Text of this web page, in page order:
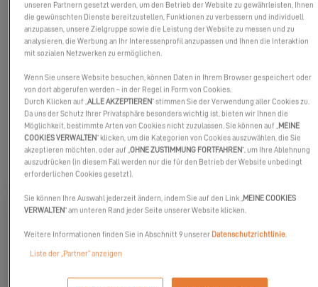
ENTDECKEN SIE DIE YACHTEN
unseren Partnern gesetzt werden, um den Betrieb der Website zu gewährleisten, Ihnen
die gewünschten Dienste bereitzustellen, Funktionen zu verbessern und individuell
anzupassen, unsere Zielgruppe sowie die Leistung der Website zu messen und zu
analysieren, die Werbung an Ihr Interessenprofil anzupassen und Ihnen die Interaktion
mit sozialen Netzwerken zu ermöglichen.
Wenn Sie unsere Website besuchen, können Daten in Ihrem Browser gespeichert oder
von dort abgerufen werden – in der Regel in Form von Cookies.
Durch Klicken auf „ALLE AKZEPTIEREN“ stimmen Sie der Verwendung aller Cookies zu.
Da uns der Schutz Ihrer Privatsphäre besonders wichtig ist, bieten wir Ihnen die
Möglichkeit, bestimmte Arten von Cookies nicht zuzulassen. Sie können auf „MEINE
COOKIES VERWALTEN“ klicken, um die Kategorien von Cookies auszuwählen, die Sie
akzeptieren möchten, oder auf „OHNE ZUSTIMMUNG FORTFAHREN“, um Ihre Ablehnung
auszudrücken (in diesem Fall werden nur die für den Betrieb der Website unbedingt
erforderlichen Cookies gesetzt).
Sie können Ihre Auswahl jederzeit ändern, indem Sie auf den Link „MEINE COOKIES
VERWALTEN“ am unteren Rand jeder Seite unserer Website klicken.
Weitere Informationen finden Sie in Abschnitt 9 unserer Datenschutzrichtlinie.
Liste der „Partner“ anzeigen